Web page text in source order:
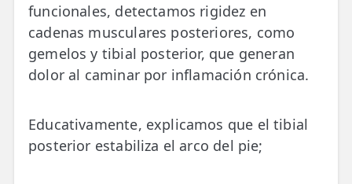
funcionales, detectamos rigidez en
cadenas musculares posteriores, como
gemelos y tibial posterior, que generan
dolor al caminar por inflamación crónica.
Educativamente, explicamos que el tibial
posterior estabiliza el arco del pie;